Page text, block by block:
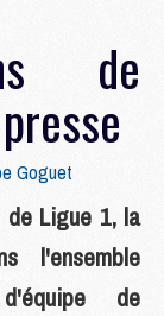
de
Goguet
Ligue 1, la
l'ensemble
de